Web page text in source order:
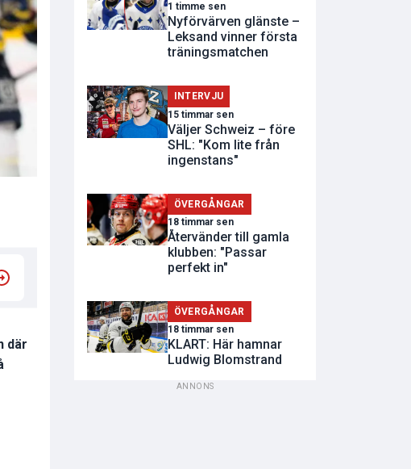
där
1 timme sen
Nyförvärven glänste –
Leksand vinner första
träningsmatchen
INTERVJU
15 timmar sen
Väljer Schweiz – före
SHL: "Kom lite från
ingenstans"
ÖVERGÅNGAR
18 timmar sen
Återvänder till gamla
klubben: "Passar
perfekt in"
ÖVERGÅNGAR
18 timmar sen
KLART: Här hamnar
Ludwig Blomstrand
ANNONS